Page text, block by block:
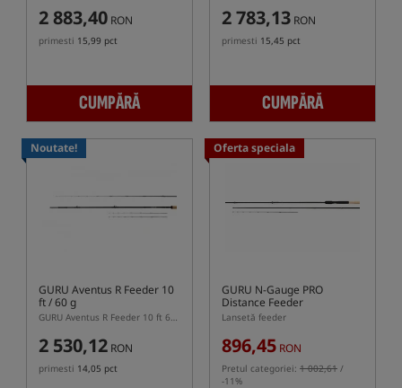
2 883,40 RON
primesti 15,99 pct
CUMPĂRĂ
2 783,13 RON
primesti 15,45 pct
CUMPĂRĂ
Noutate!
GURU Aventus R Feeder 10
ft / 60 g
GURU Aventus R Feeder 10 ft 60 g – lansetă feeder cu două segmente, 305 cm
2 530,12 RON
primesti 14,05 pct
Oferta speciala
GURU N-Gauge PRO
Distance Feeder
Lansetă feeder
896,45 RON
Pretul categoriei: 1 002,61 /
-11%